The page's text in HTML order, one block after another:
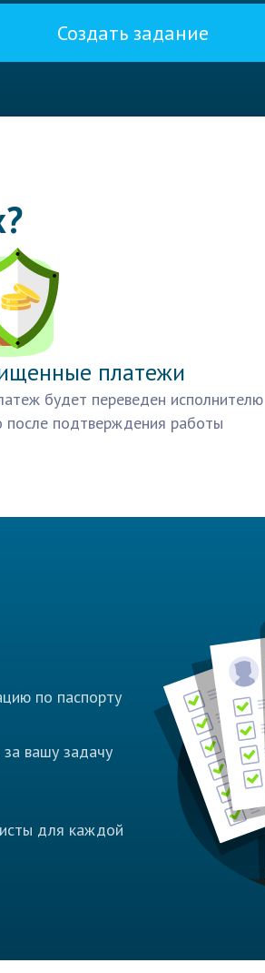
Создать задание
платежи
будет переведен исполнителю
после подтверждения работы
по паспорту
вашу задачу
для каждой